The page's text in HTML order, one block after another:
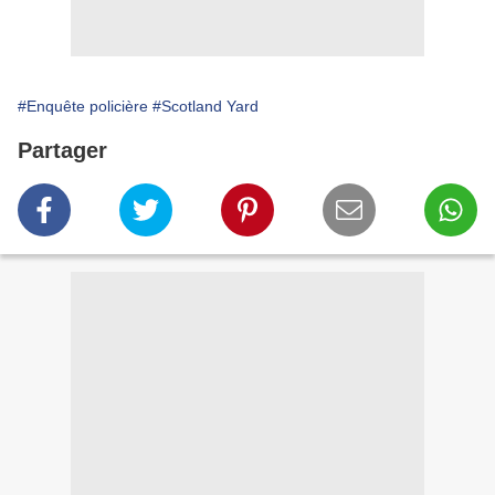
#Enquête policière #Scotland Yard
Partager